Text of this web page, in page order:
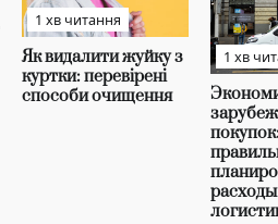
1 хв читання
Як видалити жуйку з
куртки: перевірені
способи очищення
1 хв